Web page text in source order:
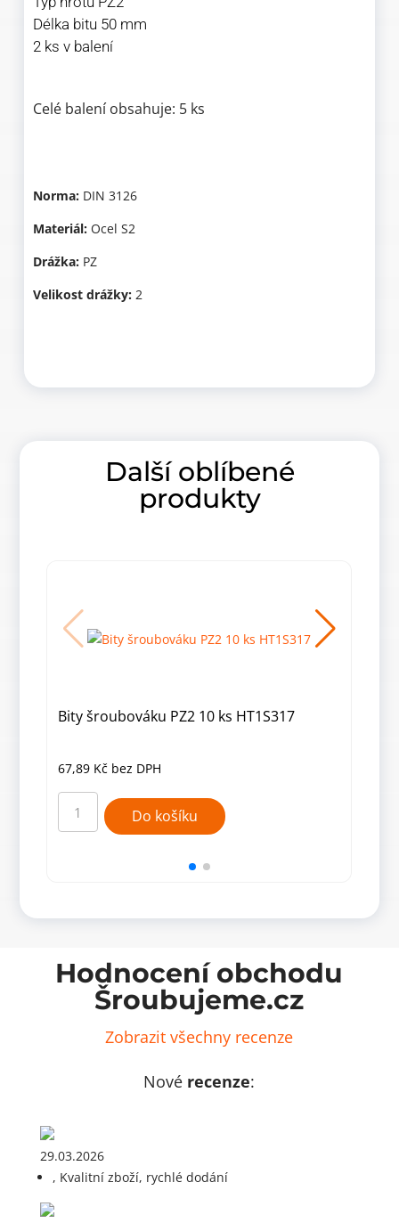
Délka bitu 50 mm
2 ks v balení
Celé balení obsahuje: 5 ks
Norma: DIN 3126
Materiál: Ocel S2
Drážka: PZ
Velikost drážky: 2
Další oblíbené
produkty
Bity šroubováku PZ2 10 ks HT1S317
67,89 Kč bez DPH
Bity
šroubováku
PZ2
10
Do košíku
Hodnocení obchodu
Šroubujeme.cz
Zobrazit všechny recenze
Nové recenze:
29.03.2026
, Kvalitní zboží, rychlé dodání